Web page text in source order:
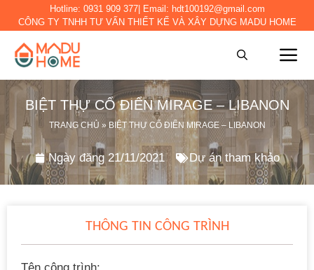
Hotline: 0931 909 377| Email: hdt100192@gmail.com
CÔNG TY TNHH TƯ VẤN THIẾT KẾ VÀ XÂY DỰNG MADU HOME
BIỆT THỰ CỔ ĐIỂN MIRAGE – LIBANON
TRANG CHỦ» BIỆT THỰ CỔ ĐIỂN MIRAGE – LIBANON
Ngày đăng21/11/2021 Dự án tham khảo
THÔNG TIN CÔNG TRÌNH